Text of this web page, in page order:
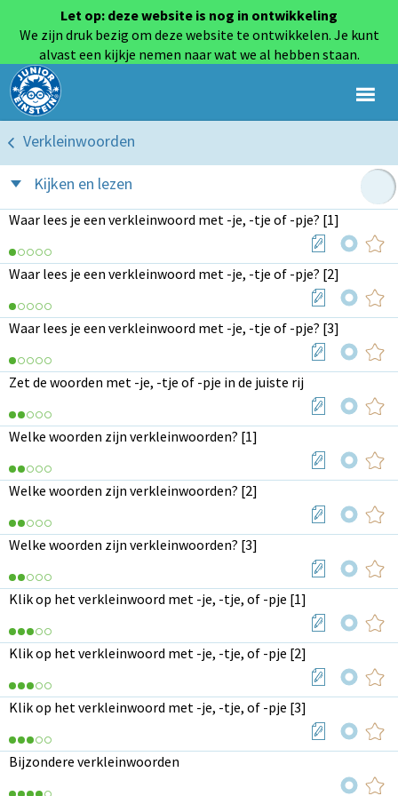
Let op: deze website is nog in ontwikkeling
We zijn druk bezig om deze website te ontwikkelen. Je kunt
alvast een kijkje nemen naar wat we al hebben staan.
Verkleinwoorden
Kijken en lezen
Waar lees je een verkleinwoord met -je, -tje of -pje? [1]
Waar lees je een verkleinwoord met -je, -tje of -pje? [2]
Waar lees je een verkleinwoord met -je, -tje of -pje? [3]
Zet de woorden met -je, -tje of -pje in de juiste rij
Welke woorden zijn verkleinwoorden? [1]
Welke woorden zijn verkleinwoorden? [2]
Welke woorden zijn verkleinwoorden? [3]
Klik op het verkleinwoord met -je, -tje, of -pje [1]
Klik op het verkleinwoord met -je, -tje, of -pje [2]
Klik op het verkleinwoord met -je, -tje, of -pje [3]
Bijzondere verkleinwoorden